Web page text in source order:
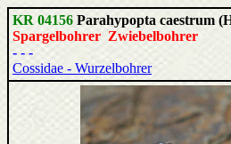
KR 04156 Parahypopta caestrum
Spargelbohrer Zwiebelbohrer
- - -
Cossidae - Wurzelbohrer